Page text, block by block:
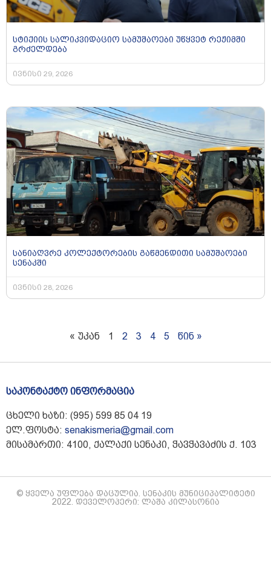
სტიქიის სალიკვიდაციო სამუშაოები უწყვეტ რეჟიმში
გრძელდება
ივნისი 29, 2026
სანიაღვრე კოლექტორების გაწმენდითი სამუშაოები
სენაკში
ივნისი 28, 2026
« უკან 1 2 3 4 5 წინ »
საკონტაქტო ინფორმაცია
ცხელი ხაზი: (995) 599 85 04 19
ელ.ფოსტა: senakismeria@gmail.com
მისამართი: 4100, ქალაქი სენაკი, ჭავჭავაძის ქ. 103
© ყველა უფლება დაცულია. სენაკის მუნიციპალიტეტი
2022. დეველოპერი: ლაშა კილასონია